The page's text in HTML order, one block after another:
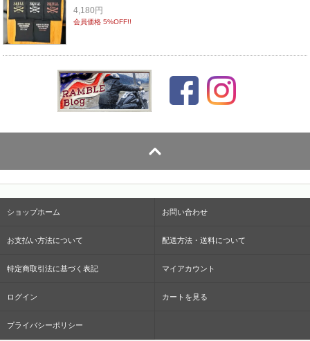
4,180円
会員価格 5%OFF!!
ショップホーム お問い合わせ
お支払い方法について 配送方法・送料について
特定商取引法に基づく表記 マイアカウント
ログイン カートを見る
プライバシーポリシー